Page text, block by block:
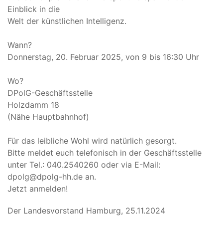
Einblick in die
Welt der künstlichen Intelligenz.
Wann?
Donnerstag, 20. Februar 2025, von 9 bis 16:30 Uhr
Wo?
DPolG-Geschäftsstelle
Holzdamm 18
(Nähe Hauptbahnhof)
Für das leibliche Wohl wird natürlich gesorgt.
Bitte meldet euch telefonisch in der Geschäftsstelle
unter Tel.: 040.2540260 oder via E-Mail:
dpolg@dpolg-hh.de an.
Jetzt anmelden!
Der Landesvorstand Hamburg, 25.11.2024